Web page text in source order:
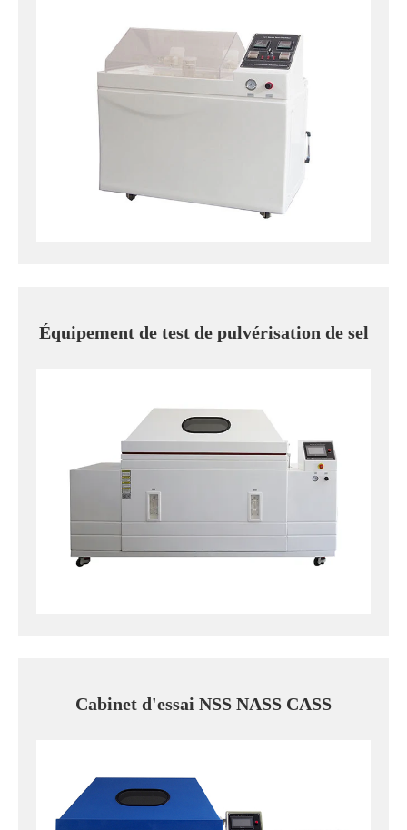
Équipement de test de pulvérisation de sel
Cabinet d'essai NSS NASS CASS